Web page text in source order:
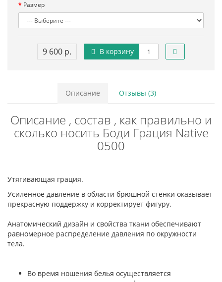
Размер
9 600 р. В корзину
Описание Отзывы (3)
Описание , состав , как правильно и
сколько носить Боди Грация Native
0500
Утягивающая грация.
Усиленное давление в области брюшной стенки оказывает
прекрасную поддержку и корректирует фигуру.
Анатомический дизайн и свойства ткани обеспечивают
равномерное распределение давления по окружности
тела.
Во время ношения белья осуществляется